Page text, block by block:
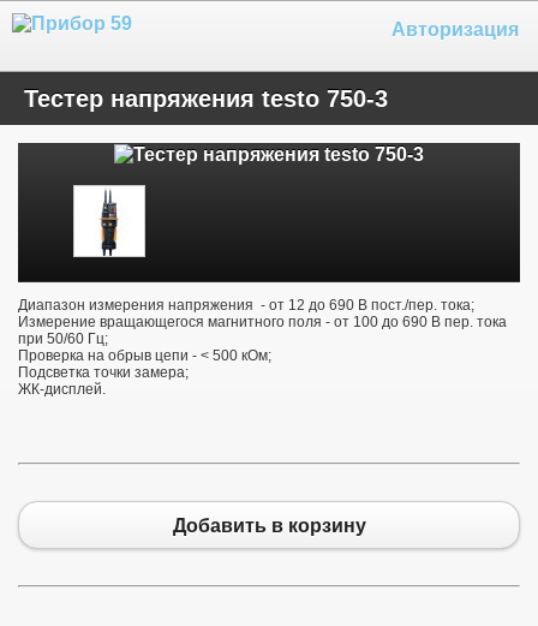
Авторизация
Тестер напряжения testo 750-3
Диапазон измерения напряжения - от 12 до 690 В пост./пер. тока;
Измерение вращающегося магнитного поля - от 100 до 690 В пер. тока
при 50/60 Гц;
Проверка на обрыв цепи - < 500 кОм;
Подсветка точки замера;
ЖК-дисплей.
Добавить в корзину